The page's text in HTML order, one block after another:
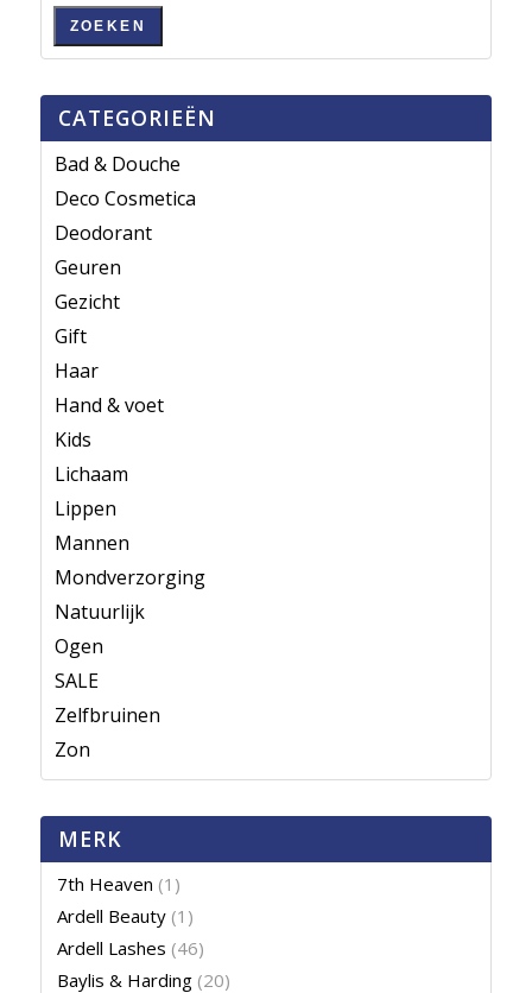
ZOEKEN
CATEGORIEËN
Bad & Douche
Deco Cosmetica
Deodorant
Geuren
Gezicht
Gift
Haar
Hand & voet
Kids
Lichaam
Lippen
Mannen
Mondverzorging
Natuurlijk
Ogen
SALE
Zelfbruinen
Zon
MERK
7th Heaven (1)
Ardell Beauty (1)
Ardell Lashes (46)
Baylis & Harding (20)